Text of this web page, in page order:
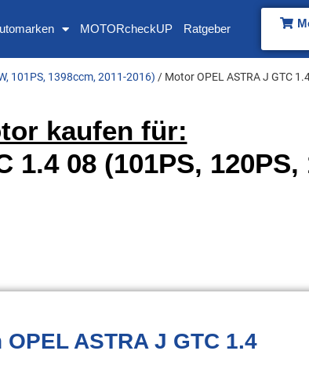
MOTORcheckUP Ratgeber
101PS, 1398ccm, 2011-2016) / Motor OPEL ASTRA J GTC
kaufen für:
1.4 08 (101PS, 120PS,
ASTRA J GTC 1.4